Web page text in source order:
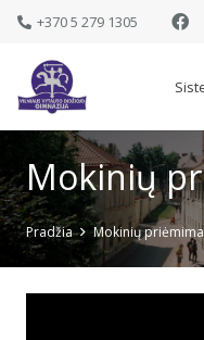
+370 5 279 1305
Mokinių
Pradžia Mokinių